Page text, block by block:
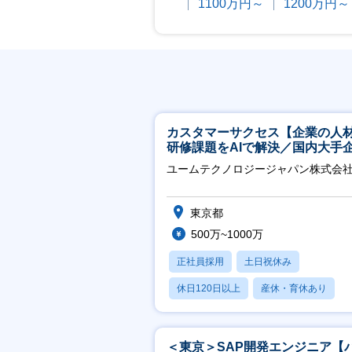
1100万円～ 1200万円～
カスタマーサクセス【企業の人
研修課題をAIで解決／国内大手
約3万社導入／フレックス可】
ユームテクノロジージャパン株式会
東京都
500万~1000万
正社員採用 土日祝休み
休日120日以上 産休・育休あり
転勤なし
＜東京＞SAP開発エンジニア【